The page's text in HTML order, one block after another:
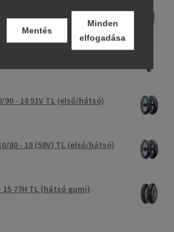
TT
TT (első/hátsó)
90 - 18 51V TL (első/hátsó)
80 - 18 (58V) TL (első/hátsó)
15 77H TL (hátsó gumi)
Mentés
Minden
elfogadása